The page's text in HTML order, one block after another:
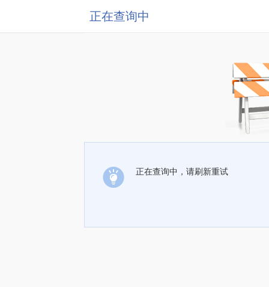
正在查询中
正在查询中，请刷新重试